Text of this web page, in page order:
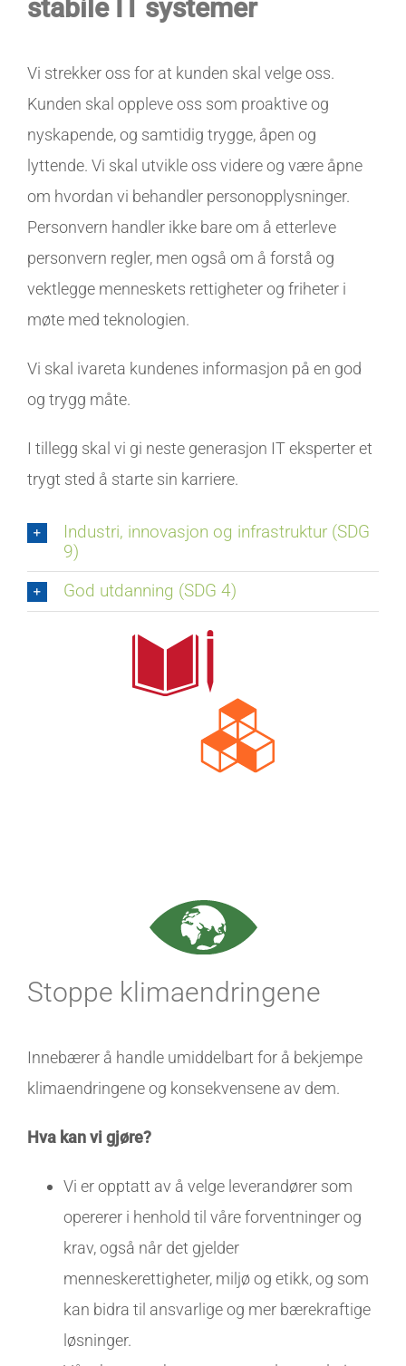
stabile IT systemer
Vi strekker oss for at kunden skal velge oss.
Kunden skal oppleve oss som proaktive og
nyskapende, og samtidig trygge, åpen og
lyttende. Vi skal utvikle oss videre og være åpne
om hvordan vi behandler personopplysninger.
Personvern handler ikke bare om å etterleve
personvern regler, men også om å forstå og
vektlegge menneskets rettigheter og friheter i
møte med teknologien.
Vi skal ivareta kundenes informasjon på en god
og trygg måte.
I tillegg skal vi gi neste generasjon IT eksperter et
trygt sted å starte sin karriere.
Industri, innovasjon og infrastruktur (SDG
9)
God utdanning (SDG 4)
Stoppe klimaendringene
Innebærer å handle umiddelbart for å bekjempe
klimaendringene og konsekvensene av dem.
Hva kanvigjøre?
Vi er opptatt av å velge leverandører som
opererer i henhold til våre forventninger og
krav, også når det gjelder
menneskerettigheter, miljø og etikk, og som
kan bidra til ansvarlige og mer bærekraftige
løsninger.